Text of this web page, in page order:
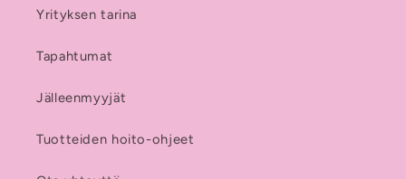
Yrityksen tarina
Tapahtumat
Jälleenmyyjät
Tuotteiden hoito-ohjeet